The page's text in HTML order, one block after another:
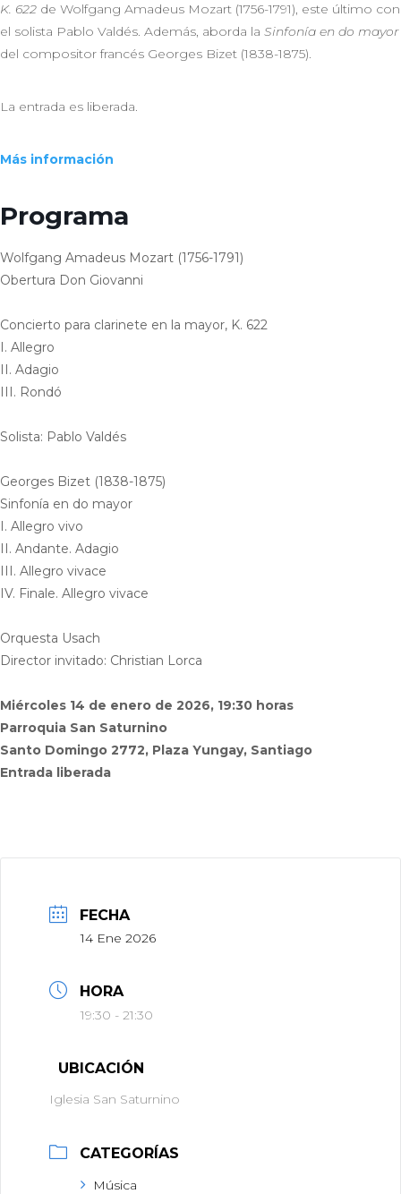
K. 622 de Wolfgang Amadeus Mozart (1756-1791), este último con
el solista Pablo Valdés. Además, aborda la Sinfonía en do mayor
del compositor francés Georges Bizet (1838-1875).
La entrada es liberada.
Más información
Programa
Wolfgang Amadeus Mozart (1756-1791)
Obertura Don Giovanni
Concierto para clarinete en la mayor, K. 622
I. Allegro
II. Adagio
III. Rondó
Solista: Pablo Valdés
Georges Bizet (1838-1875)
Sinfonía en do mayor
I. Allegro vivo
II. Andante. Adagio
III. Allegro vivace
IV. Finale. Allegro vivace
Orquesta Usach
Director invitado: Christian Lorca
Miércoles 14 de enero de 2026, 19:30 horas
Parroquia San Saturnino
Santo Domingo 2772, Plaza Yungay, Santiago
Entrada liberada
FECHA
14 Ene 2026
HORA
19:30 - 21:30
UBICACIÓN
Iglesia San Saturnino
CATEGORÍAS
Música